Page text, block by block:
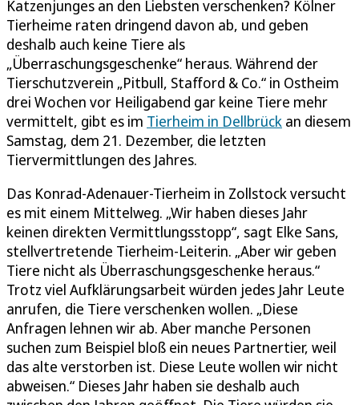
Katzenjunges an den Liebsten verschenken? Kölner
Tierheime raten dringend davon ab, und geben
deshalb auch keine Tiere als
„Überraschungsgeschenke“ heraus. Während der
Tierschutzverein „Pitbull, Stafford & Co.“ in Ostheim
drei Wochen vor Heiligabend gar keine Tiere mehr
vermittelt, gibt es im Tierheim in Dellbrück an diesem
Samstag, dem 21. Dezember, die letzten
Tiervermittlungen des Jahres.
Das Konrad-Adenauer-Tierheim in Zollstock versucht
es mit einem Mittelweg. „Wir haben dieses Jahr
keinen direkten Vermittlungsstopp“, sagt Elke Sans,
stellvertretende Tierheim-Leiterin. „Aber wir geben
Tiere nicht als Überraschungsgeschenke heraus.“
Trotz viel Aufklärungsarbeit würden jedes Jahr Leute
anrufen, die Tiere verschenken wollen. „Diese
Anfragen lehnen wir ab. Aber manche Personen
suchen zum Beispiel bloß ein neues Partnertier, weil
das alte verstorben ist. Diese Leute wollen wir nicht
abweisen.“ Dieses Jahr haben sie deshalb auch